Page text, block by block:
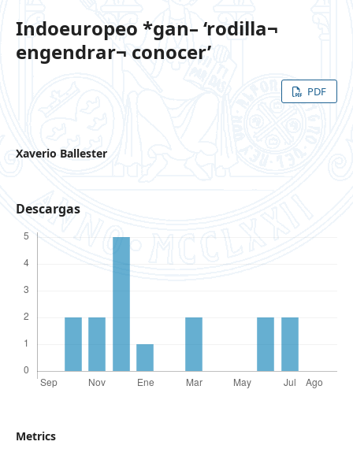
Indoeuropeo *gan– ‘rodilla¬
engendrar¬ conocer’
PDF
Xaverio Ballester
Descargas
Metrics